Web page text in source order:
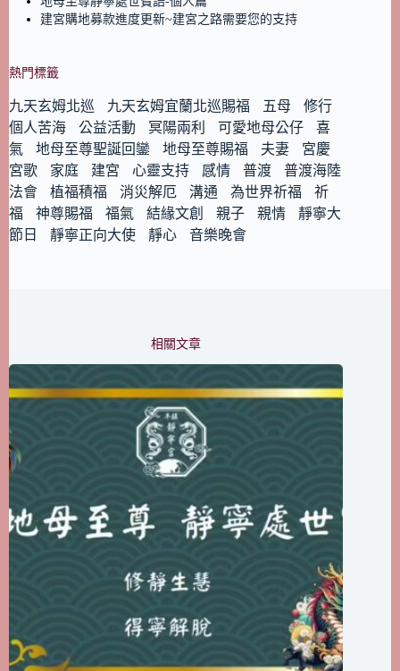
建宮購地募款進度更新~建宮之路需要您的支持
熱門標籤
九天玄姆北巡 九天玄姆宜蘭北巡賜福 五母
修行
個人苦海
公益活動 冥陽兩利 可愛地母公仔
喜
氣
地母至尊聖誕回鑾 地母至尊賜福 夫妻
宮慶
宮歌
家庭 建宮 心靈支持 感情 普渡
普渡海陸
法會
植福積福 消災解厄 溝通 為世界祈福
祈
福
神尊賜福 福氣 結緣文創 親子 親情
靜寧大
節日
靜寧正向大使 靜心 音樂晚會
相關文章